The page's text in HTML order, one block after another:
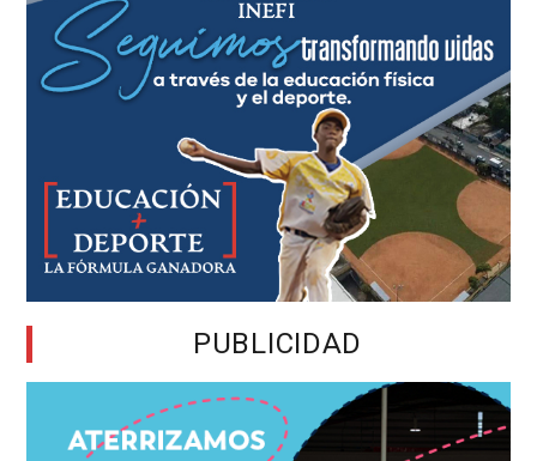
PUBLICIDAD